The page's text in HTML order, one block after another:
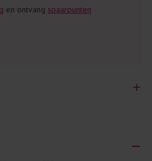
en ontvang spaarpunten